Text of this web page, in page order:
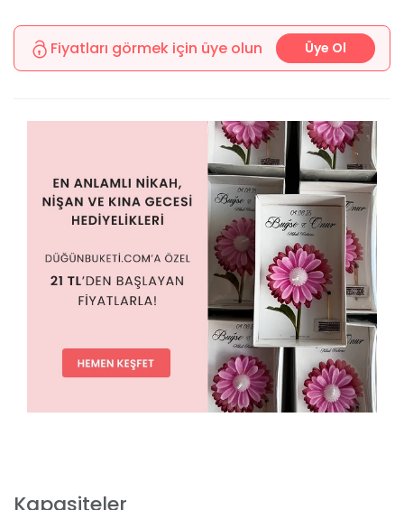
Fiyatları görmek için üye olun Üye Ol